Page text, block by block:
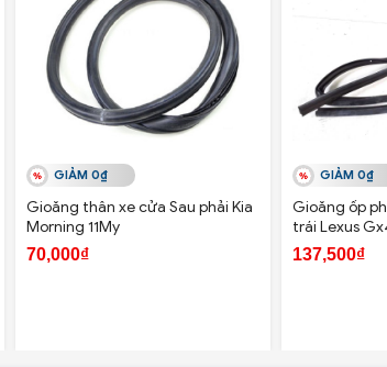
GIẢM 0₫
Gioăng thân xe cửa Sau phải Kia
Morning 11My
70,000₫
GIẢM 0₫
Gioăng ốp
trái Lexus
137,500₫